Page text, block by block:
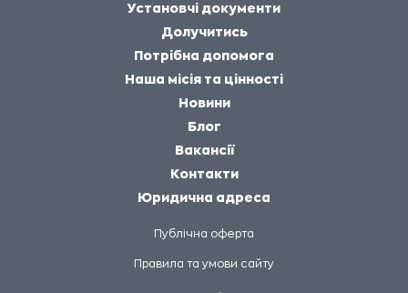
Установчі документи
Долучитись
Потрібна допомога
Наша місія та цінності
Новини
Блог
Вакансії
Контакти
Юридична адреса
Публічна оферта
Правила та умови сайту